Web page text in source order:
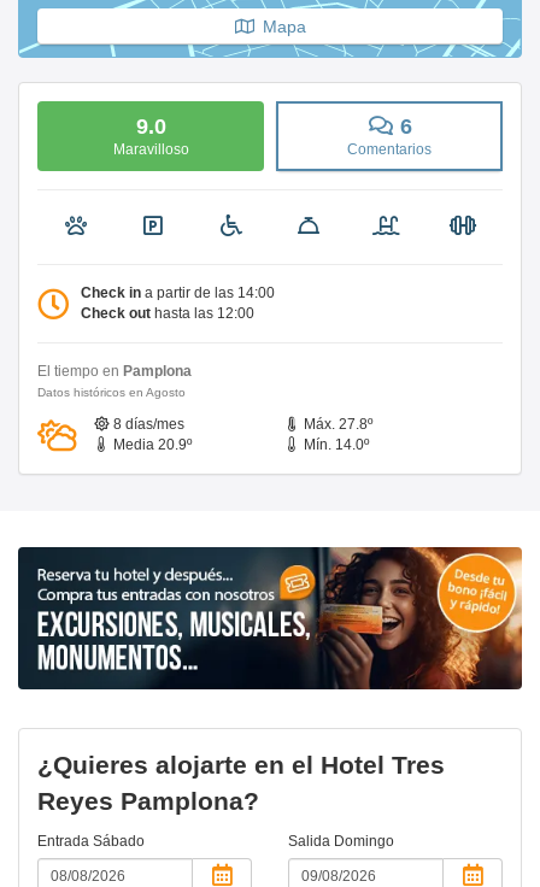
Mapa
9.0
Maravilloso
6
Comentarios
Check in a partir de las 14:00
Check out hasta las 12:00
El tiempo en Pamplona
Datos históricos en Agosto
8 días/mes
Máx. 27.8º
Media 20.9º
Mín. 14.0º
¿Quieres alojarte en el Hotel Tres
Reyes Pamplona?
Entrada Sábado Salida Domingo